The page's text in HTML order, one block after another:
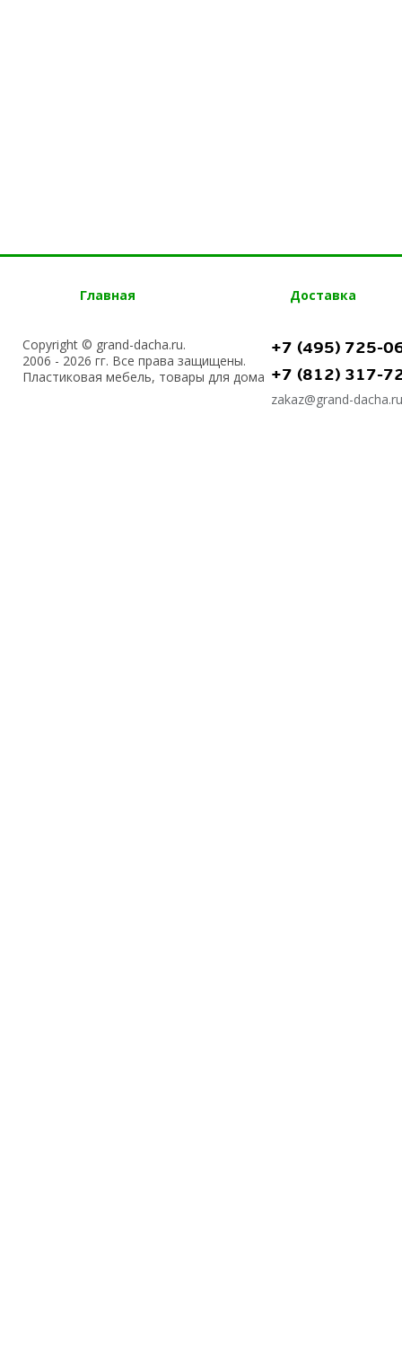
Главная Доставка
Copyright © grand-dacha.ru.
2006 - 2026 гг. Все права защищены.
Пластиковая мебель, товары для дома
+7 (495) 725-
+7 (812) 317-
zakaz@grand-dacha.ru